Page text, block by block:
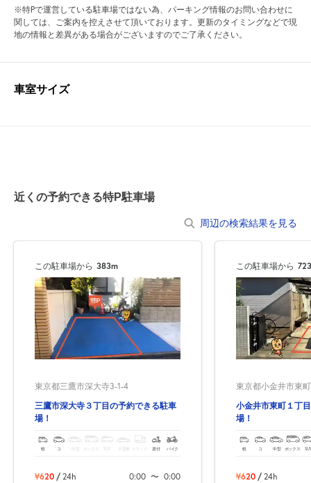
※特Pで運営している駐車場ではない為、パーキング情報のお問い合わせに
関しては、ご案内を控えさせて頂いております。更新のタイミングなどで現
地の情報と差異がある場合がございますのでご了承ください。
車室サイズ
近くの予約できる特P駐車場
周辺の検索結果を見る
この駐車場から 383m
東京都三鷹市深大寺3-1-4
三鷹市深大寺３丁目の予約できる駐車
場！
軽 コ ボックス SUV トラック 原付 バイク
¥620 / 24h 0:00 〜 0:00
この駐車場から
東京都小金井市東
小金井市東町１丁
場！
軽 コ 中型 ボックス
¥620 / 24h